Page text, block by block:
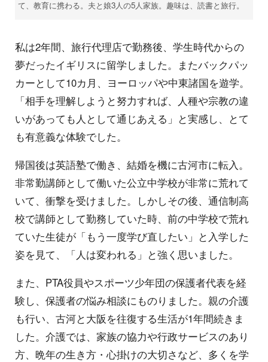
て、教育に携わる。夫と娘3人の5人家族。趣味は、読書と旅行。
私は2年間、旅行代理店で勤務後、学生時代からの
夢だったイギリスに留学しました。またバックパッ
カーとして10カ月、ヨーロッパや中東諸国を遊学。
「相手を理解しようと努力すれば、人種や宗教の違
いがあっても人として通じあえる」と実感し、とて
も有意義な体験でした。
帰国後は英語塾で働き、結婚を機に古河市に転入。
非常勤講師として働いた公立中学校が非常に荒れて
いて、衝撃を受けました。しかしその後、通信制高
校で講師として勤務していた時、前の中学校で荒れ
ていた生徒が「もう一度学び直したい」と入学した
姿を見て、「人は変われる」と強く思いました。
また、PTA役員やスポーツ少年団の保護者代表を経
験し、保護者の悩み相談にものりました。親の介護
も行い、古河と大阪を往復する生活が1年間続きま
した。介護では、家族の協力や行政サービスのあり
方、晩年の生き方・心掛けの大切さなど、多くを学